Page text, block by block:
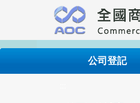
要
內
公司登記